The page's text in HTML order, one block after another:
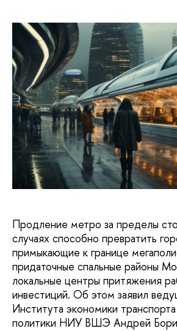
Продление метро за пределы
случаях способно превратить
примыкающие к границе
придаточные спальные районы
локальные центры притяжения
инвестиций. Об этом заявил
Института экономики
политики НИУ ВШЭ Андрей